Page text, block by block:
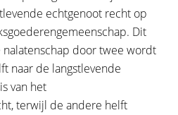
echtgenoot recht op
Dit
door twee wordt
naar de langstlevende
van het
terwijl de andere helft